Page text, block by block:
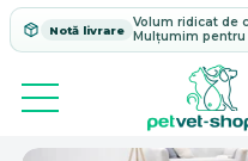
Notă livrare
Volum ridicat de
Mulțumim